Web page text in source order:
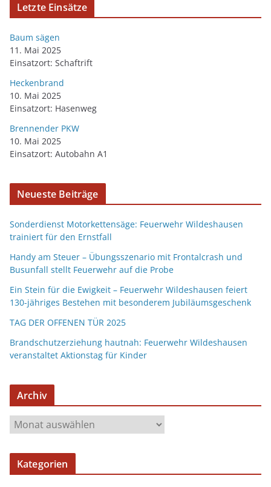
Letzte Einsätze
Baum sägen
11. Mai 2025
Einsatzort: Schaftrift
Heckenbrand
10. Mai 2025
Einsatzort: Hasenweg
Brennender PKW
10. Mai 2025
Einsatzort: Autobahn A1
Neueste Beiträge
Sonderdienst Motorkettensäge: Feuerwehr Wildeshausen
trainiert für den Ernstfall
Handy am Steuer – Übungsszenario mit Frontalcrash und
Busunfall stellt Feuerwehr auf die Probe
Ein Stein für die Ewigkeit – Feuerwehr Wildeshausen feiert
130-jähriges Bestehen mit besonderem Jubiläumsgeschenk
TAG DER OFFENEN TÜR 2025
Brandschutzerziehung hautnah: Feuerwehr Wildeshausen
veranstaltet Aktionstag für Kinder
Archiv
Kategorien